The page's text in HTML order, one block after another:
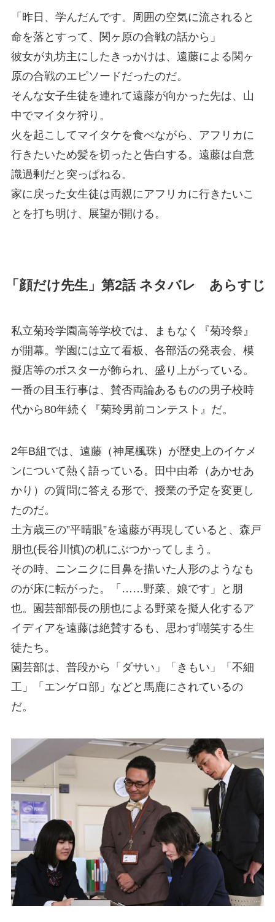
「昨日、学んだんです。周囲の空気に流されると
命を落とすって、関ヶ原の合戦の話から」
彼女が丸坊主にしたきっかけは、遠藤による関ヶ
原の合戦のエピソードだったのだ。
そんな女子生徒を連れて遠藤が向かった先は、山
中でマイタケ狩り。
火を起こしてマイタケを食べながら、アフリカに
行きたいため髪を切ったと告白する。遠藤は自意
識過剰だと突っぱねる。
家に戻った女生徒は両親にアフリカに行きたいこ
とを打ち明け、展望が開ける。
「顔だけ先生」第2話 ネタバレ あらすじ
私立菊玲学園高等学校では、まもなく『菊玲祭』
が開幕。学園には立て看板、各部活の発表会、模
擬店等のポスターが飾られ、盛り上がっている。
一番の目玉行事は、賛否両論あるものの男子校時
代から80年続く『菊玲男前コンテスト』だ。
2年B組では、遠藤（神尾楓珠）が歴史上のイケメ
ンについて熱く語っている。田中由希（あかせあ
かり）の質問に答える形で、授業の予定を変更し
たのだ。
土方歳三の”平晴眼”を遠藤が再現していると、森戸
朋也(長谷川慎)の机にぶつかってしまう。
その時、ニンニクに目鼻を描いた人形のようなも
のが床に転がった。「……野菜、娘です」と朋
也。園芸部部長の朋也による野菜を擬人化するア
イディアを遠藤は絶賛するも、思わず嘲笑する生
徒たち。
園芸部は、普段から「ダサい」「きもい」「不細
工」「エンゲロ部」などと馬鹿にされているの
だ。